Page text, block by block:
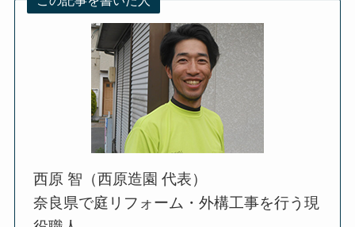
西原 智（西原造園 代表）
奈良県で庭リフォーム・外構工事を行う現